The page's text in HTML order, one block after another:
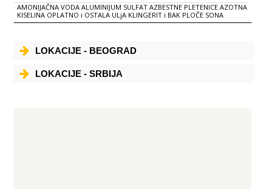
AMONIJAČNA VODA ALUMINIJUM SULFAT AZBESTNE PLETENICE AZOTNA
KISELINA OPLATNO i OSTALA ULjA KLINGERIT i BAK PLOČE SONA
KISELINA, TEHNIČKA HIDRO i TERMO IZOLACIJE PE FOLIJA, PE
RAZREĐIVAČI HTZ OPREMA KUĆNA HEMIJA
LOKACIJE - BEOGRAD
LOKACIJE - SRBIJA